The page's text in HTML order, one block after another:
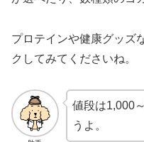
プロテインや健康グッズ
クしてみてくださいね。
値段は1,000
うよ。